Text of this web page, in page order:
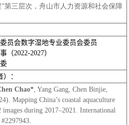
”第三层次，舟山市人力资源和社会保障
员会数字湿地专业委员会委员
（2022-2027）
：
Chao*, Yang Gang, Chen Binjie,
Mapping China’s coastal aquaculture
images during 2017–2021. International